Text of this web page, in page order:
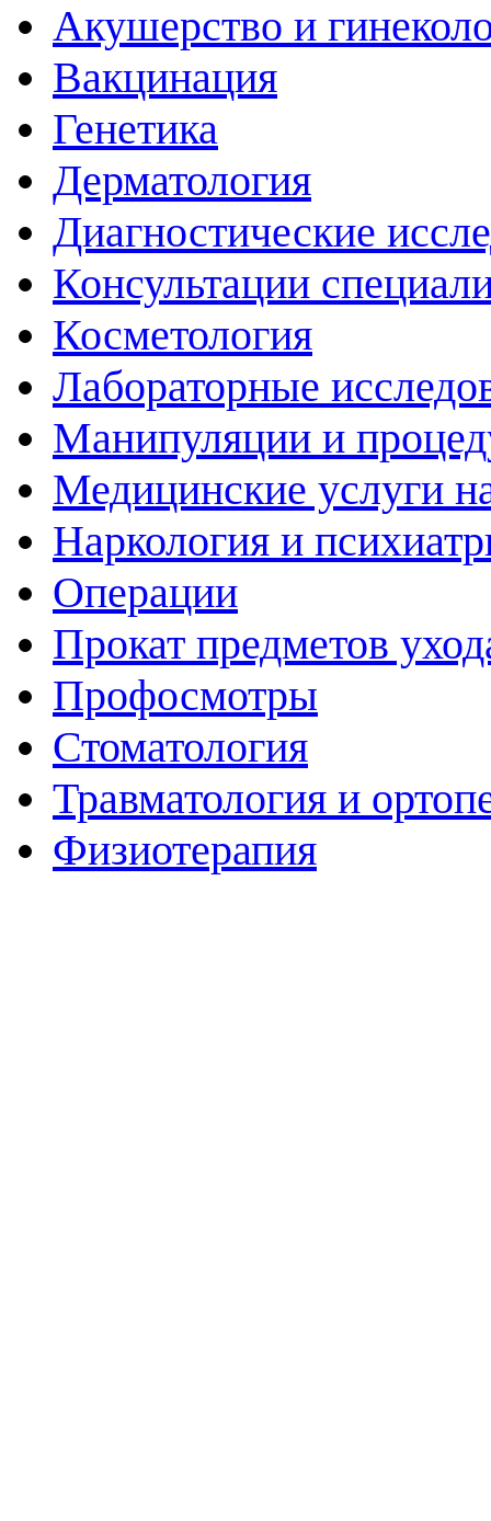
Акушерство и
Вакцинация
Генетика
Дерматология
Диагностические
Консультации
Косметология
Лабораторные
Манипуляции и
Медицинские услуги
Наркология и
Операции
Прокат предметов
Профосмотры
Стоматология
Травматология и
Физиотерапия